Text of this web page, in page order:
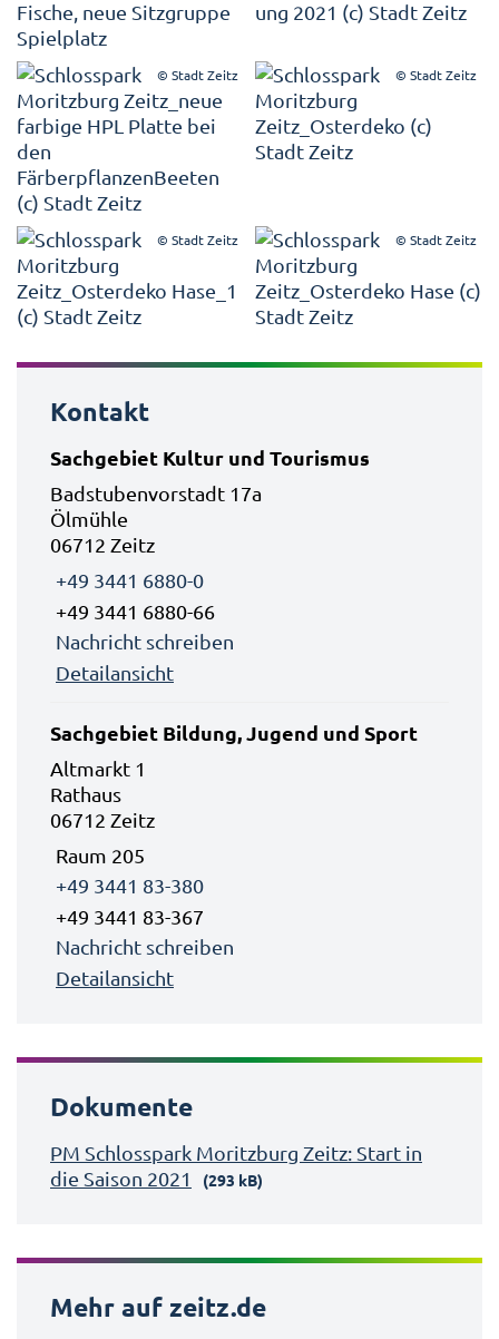
© Stadt Zeitz © Stadt Zeitz
© Stadt Zeitz © Stadt Zeitz
Kontakt
Sachgebiet Kultur und Tourismus
Badstubenvorstadt 17a
Ölmühle
06712 Zeitz
+49 3441 6880-0
+49 3441 6880-66
Nachricht schreiben
Detailansicht
Sachgebiet Bildung, Jugend und Sport
Altmarkt 1
Rathaus
06712 Zeitz
Raum 205
+49 3441 83-380
+49 3441 83-367
Nachricht schreiben
Detailansicht
Dokumente
PM Schlosspark Moritzburg Zeitz: Start in
die Saison 2021
(293 kB)
Mehr auf zeitz.de